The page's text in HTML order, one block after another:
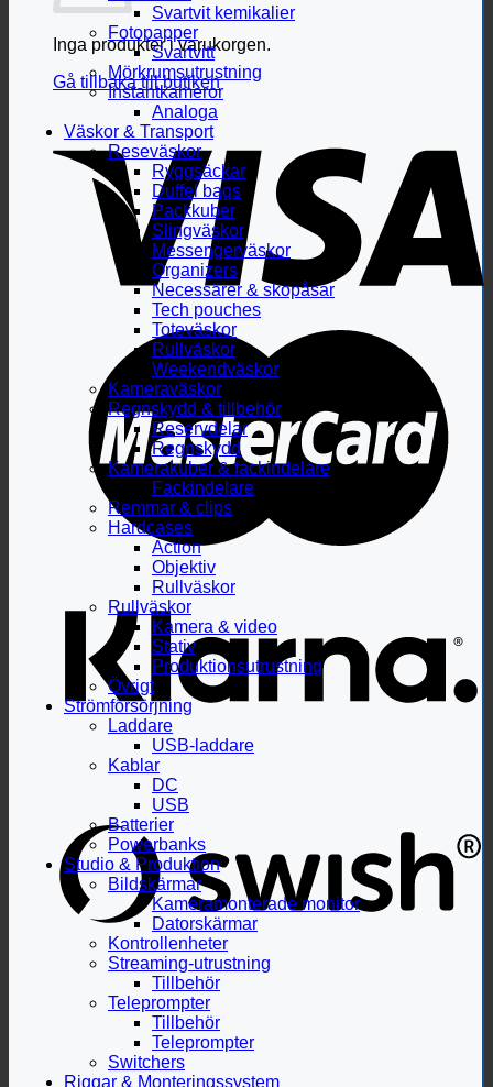
Inga produkter i varukorgen.
Gå tillbaka till butiken
Svartvit kemikalier
Fotopapper
Svartvitt
Mörkrumsutrustning
Instantkameror
Analoga
Väskor & Transport
Reseväskor
Ryggsäckar
Duffel bags
Packkuber
Slingväskor
Messengerväskor
Organizers
Necessärer & skopåsar
Tech pouches
Toteväskor
Rullväskor
Weekendväskor
Kameraväskor
Regnskydd & tillbehör
Reservdelar
Regnskydd
Kamerakuber & fackindelare
Fackindelare
Remmar & clips
Hardcases
Action
Objektiv
Rullväskor
Rullväskor
Kamera & video
Stativ
Produktionsutrustning
Övrigt
Strömförsörjning
Laddare
USB-laddare
Kablar
DC
USB
Batterier
Powerbanks
Studio & Produktion
Bildskärmar
Kameramonterade monitor
Datorskärmar
Kontrollenheter
Streaming-utrustning
Tillbehör
Teleprompter
Tillbehör
Teleprompter
Switchers
Riggar & Monteringssystem